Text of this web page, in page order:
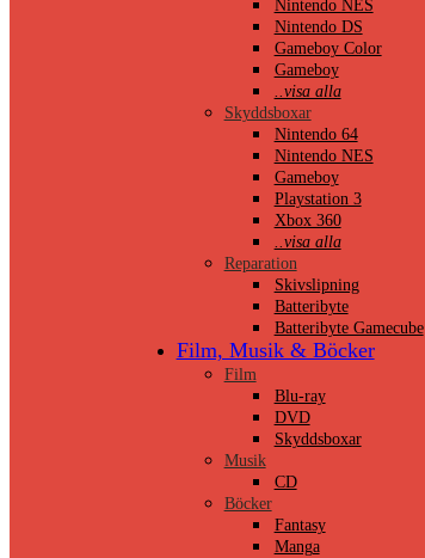
Nintendo NES
Nintendo DS
Gameboy Color
Gameboy
..visa alla
Skyddsboxar
Nintendo 64
Nintendo NES
Gameboy
Playstation 3
Xbox 360
..visa alla
Reparation
Skivslipning
Batteribyte
Batteribyte Gamecube
Film, Musik & Böcker
Film
Blu-ray
DVD
Skyddsboxar
Musik
CD
Böcker
Fantasy
Manga